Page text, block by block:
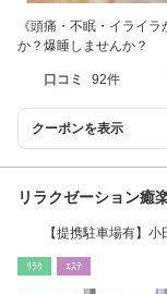
《頭痛・不眠・イライ
か？爆睡しませんか？
口コミ 92件
クーポンを表示
リラクゼーション癒
【提携駐車場有】
ﾘﾗｸ ｴｽﾃ